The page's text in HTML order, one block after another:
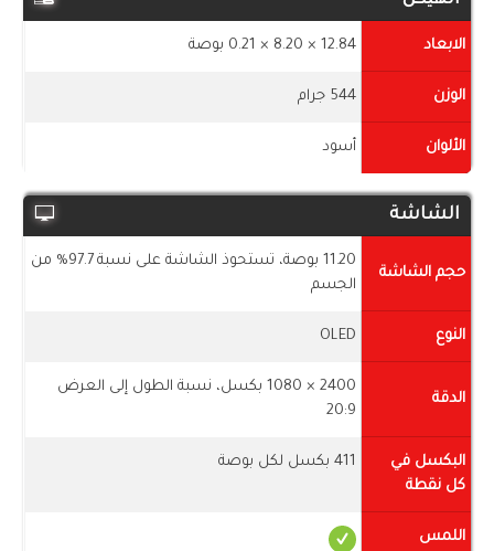
الابعاد 12.84 × 8.20 × 0.21 بوصة
الوزن 544 جرام
الألوان أسود
الشاشة
حجم الشاشة
11.20 بوصة، تستحوذ الشاشة على نسبة 97.7% من
الجسم
النوع OLED
الدقة
2400 × 1080 بكسل، نسبة الطول إلى العرض
20:9
البكسل في
كل نقطة
411 بكسل لكل بوصة
اللمس